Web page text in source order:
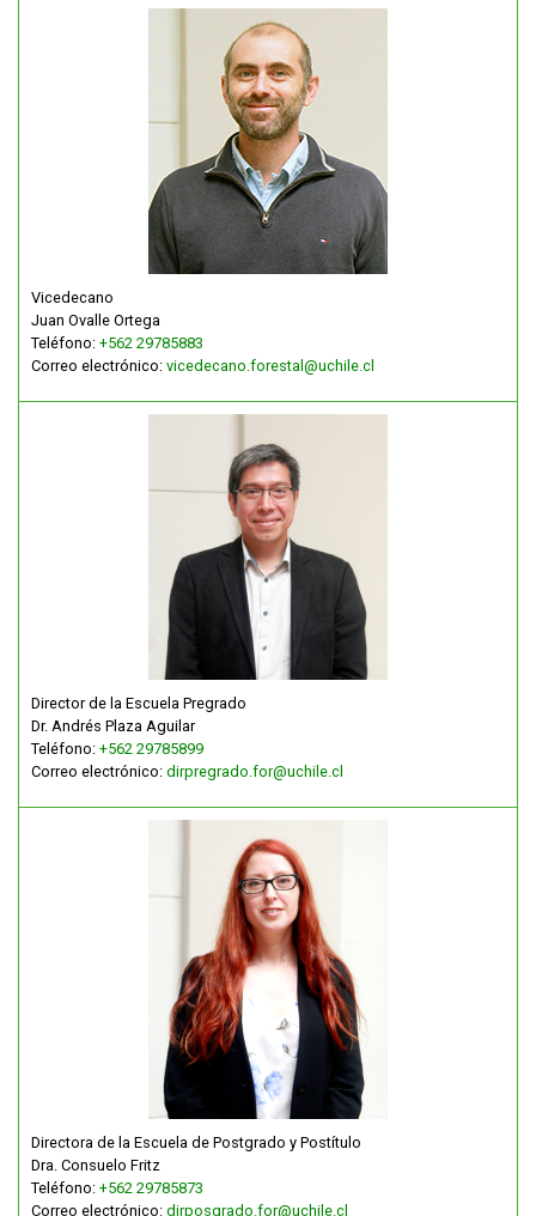
Vicedecano
Juan Ovalle Ortega
Teléfono: +562 29785883
Correo electrónico: vicedecano.forestal@uchile.cl
Director de la Escuela Pregrado
Dr. Andrés Plaza Aguilar
Teléfono: +562 29785899
Correo electrónico: dirpregrado.for@uchile.cl
Directora de la Escuela de Postgrado y Postítulo
Dra. Consuelo Fritz
Teléfono: +562 29785873
Correo electrónico: dirposgrado.for@uchile.cl